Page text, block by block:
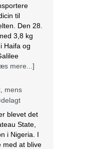
til
Den 28.
3,8 kg
Haifa og
mere...]
mens
blevet det
State,
i Nigeria. I
med at blive